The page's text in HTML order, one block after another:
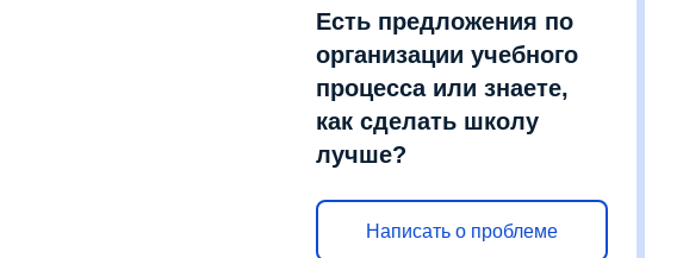
Есть предложения по
организации учебного
процесса или знаете,
как сделать школу
лучше?
Написать о проблеме